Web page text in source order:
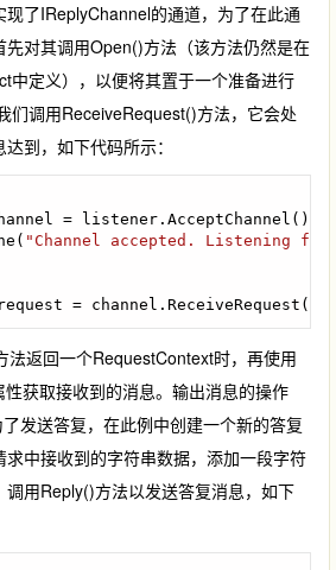
现了IReplyChannel的通道，为了在此通
对其调用Open()方法（该方法仍然是在
中定义），以便将其置于一个准备进行
们调用ReceiveRequest()方法，它会处
到，如下代码所示：
"Channel accepted. Listening for
request = channel.ReceiveRequest();
法返回一个RequestContext时，再使用
获取接收到的消息。输出消息的操作
了发送答复，在此例中创建一个新的答复
中接收到的字符串数据，添加一段字符
调用Reply()方法以发送答复消息，如下